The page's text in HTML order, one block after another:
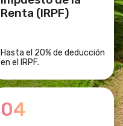
Renta (IRPF)
Hasta el 20% de deducción
en el IRPF.
04